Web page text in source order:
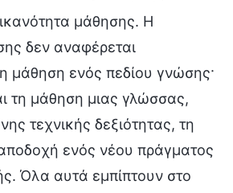
μάθησης. Η
δεν αναφέρεται
μάθηση ενός πεδίου γνώσης·
τη μάθηση μιας γλώσσας,
τεχνικής δεξιότητας, τη
ενός νέου πράγματος
Όλα αυτά εμπίπτουν στο